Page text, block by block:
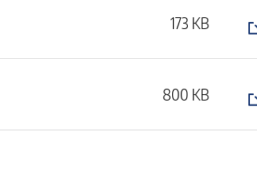
173 KB
800 KB